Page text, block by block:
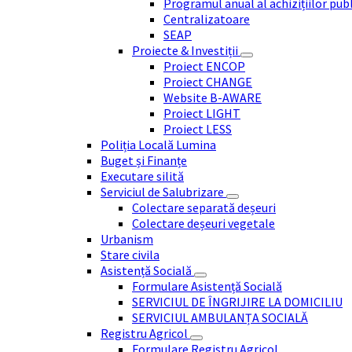
Programul anual al achizițiilor
Centralizatoare
SEAP
Proiecte & Investiții
Proiect ENCOP
Proiect CHANGE
Website B-AWARE
Proiect LIGHT
Proiect LESS
Poliția Locală Lumina
Buget și Finanțe
Executare silită
Serviciul de Salubrizare
Colectare separată deșeuri
Colectare deșeuri vegetale
Urbanism
Stare civila
Asistență Socială
Formulare Asistență Socială
SERVICIUL DE ÎNGRIJIRE LA DOMICILIU
SERVICIUL AMBULANȚA SOCIALĂ
Registru Agricol
Formulare Registru Agricol